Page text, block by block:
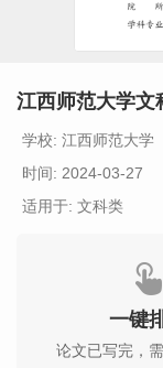
江西师范大学文
学校: 江西师范大学
时间: 2024-03-27
适用于: 文科类
一键
论文已写完，